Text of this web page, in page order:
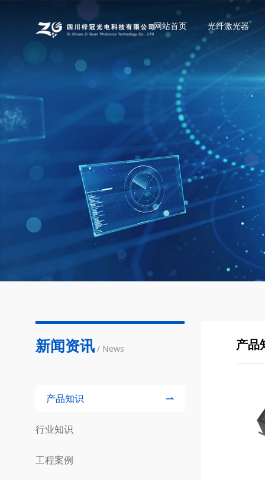
网站首页 光纤激光器
新闻资讯 / News
产品知识
行业知识
工程案例
产品